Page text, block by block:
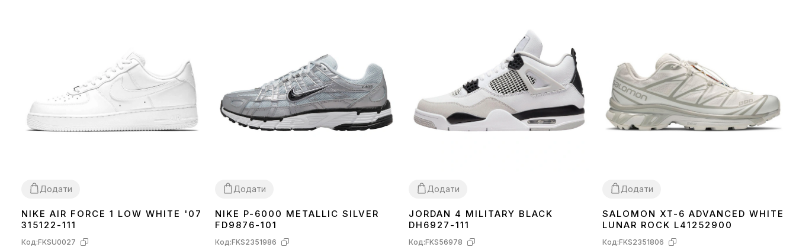
Додати
3637 38 39 40414243 444546
NIKE AIR FORCE 1 LOW WHITE '07
315122-111
Код:FKSU0027
Додати
3637 38 3940 41 4243
NIKE P-6000 METALLIC SILVER
FD9876-101
Код:FKS2351986
Додати
363738394041424344
JORDAN 4 MILITARY BLACK
DH6927-111
Код:FKS56978
Додати
3637 38 4041 42434445
SALOMON XT-6 ADVANCED WHITE
LUNAR ROCK L41252900
Код:FKS2351806